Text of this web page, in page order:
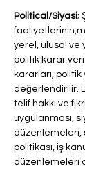
Political/Siyasi;
yerel, ulusal ve
politik karar
kararları,
değerlendirilir.
telif hakkı ve
uygulanması,
düzenlemeleri,
politikası, iş
düzenlemeleri